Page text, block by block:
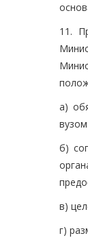
11.
а)
б)
в)
г)